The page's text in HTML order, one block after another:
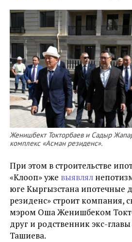
Женишбект Токторбаев и Садыр
комплекс «Асман резиденс».
При этом в строительстве
«Клооп» уже выявлял
юге Кыргызстана ипотечные
резиденс» строит компания,
мэром Оша Женишбеком
друг и родственник экс-
Ташиева.